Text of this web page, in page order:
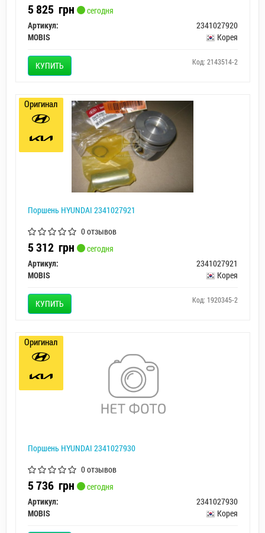
5 825 грн
сегодня
Артикул:
2341027920
MOBIS
Корея
КУПИТЬ Код: 2143514-2
Поршень HYUNDAI 2341027921
0 отзывов
5 312 грн
сегодня
Артикул:
2341027921
MOBIS
Корея
КУПИТЬ Код: 1920345-2
Оригинал
Поршень HYUNDAI 2341027930
0 отзывов
5 736 грн
сегодня
Артикул:
2341027930
MOBIS
Корея
Оригинал